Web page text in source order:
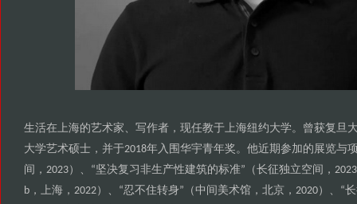
生活在上海的艺术家 、 写作者， 现任教于上海纽约大学。 曾获复旦
大学艺术硕士， 并于2018年入围华宇青年奖。 他近期参加的展览与
间 ，2023）、“坚决复习非生产性建筑的标准”（长征独立空间 ，
b， 上海，2022）、“忍不住转身”（中间美术馆， 北京 ，2020）、“